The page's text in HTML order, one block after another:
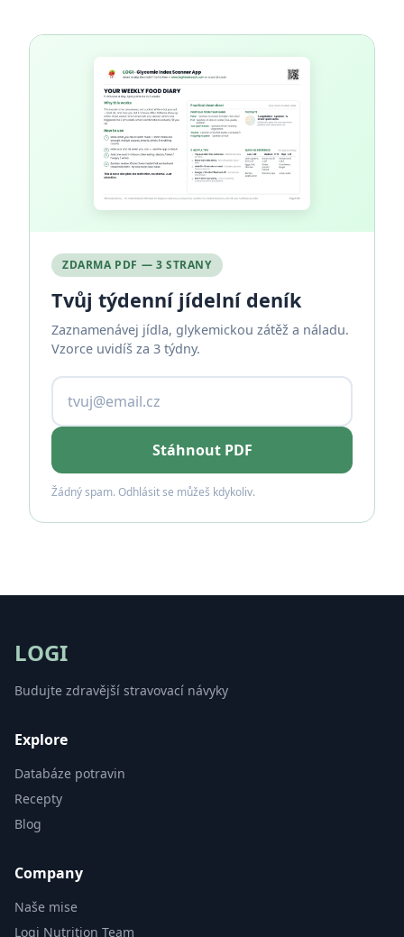
ZDARMA PDF — 3 STRANY
Tvůj týdenní jídelní deník
Zaznamenávej jídla, glykemickou zátěž a náladu.
Vzorce uvidíš za 3 týdny.
Stáhnout PDF
Žádný spam. Odhlásit se můžeš kdykoliv.
LOGI
Budujte zdravější stravovací návyky
Explore
Databáze potravin
Recepty
Blog
Company
Naše mise
Logi Nutrition Team